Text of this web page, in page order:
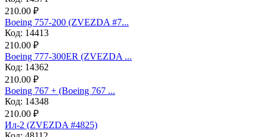
210.00 ₽
Boeing 757-200 (ZVEZDA #7...
Код: 14413
210.00 ₽
Boeing 777-300ER (ZVEZDA ...
Код: 14362
210.00 ₽
Boeing 767 + (Boeing 767 ...
Код: 14348
210.00 ₽
Ил-2 (ZVEZDA #4825)